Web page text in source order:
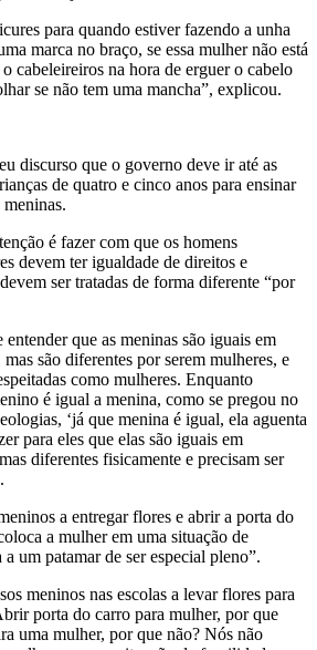
para quando estiver fazendo a unha
marca no braço, se essa mulher não está
cabeleireiros na hora de erguer o cabelo
se não tem uma mancha”, explicou.
discurso que o governo deve ir até as
de quatro e cinco anos para ensinar
é fazer com que os homens
devem ter igualdade de direitos e
ser tratadas de forma diferente “por
que as meninas são iguais em
são diferentes por serem mulheres, e
como mulheres. Enquanto
é igual a menina, como se pregou no
‘já que menina é igual, ela aguenta
para eles que elas são iguais em
diferentes fisicamente e precisam ser
a entregar flores e abrir a porta do
a mulher em uma situação de
um patamar de ser especial pleno”.
meninos nas escolas a levar flores para
porta do carro para mulher, por que
uma mulher, por que não? Nós não